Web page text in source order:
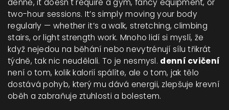
denně, it doesn't require a gym, fancy equipment, or
two-hour sessions. It’s simply moving your body
regularly — whether it’s a walk, stretching, climbing
stairs, or light strength work. Mnoho lidí si myslí, že
když nejedou na běhání nebo nevytrénují sílu třikrát
týdně, tak nic neudělali. To je nesmysl. denní cvičení
není o tom, kolik kalorií spálíte, ale o tom, jak tělo
dostává pohyb, který mu dává energii, zlepšuje krevní
oběh a zabraňuje ztuhlosti a bolestem.